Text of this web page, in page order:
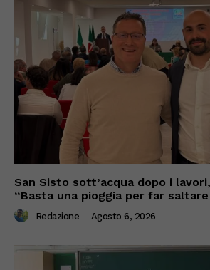
San Sisto sott’acqua dopo i
“Basta una pioggia per far
Redazione - Agosto 6, 2026